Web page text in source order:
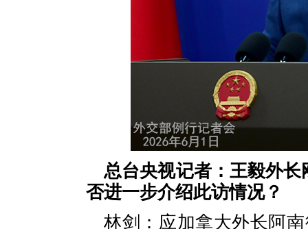
总台央视记者：王毅外
否进一步介绍此访情况？
林剑：应加拿大外长阿